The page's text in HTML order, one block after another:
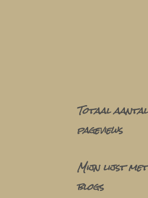
Totaal aantal
pageviews
Mijn lijst met
blogs